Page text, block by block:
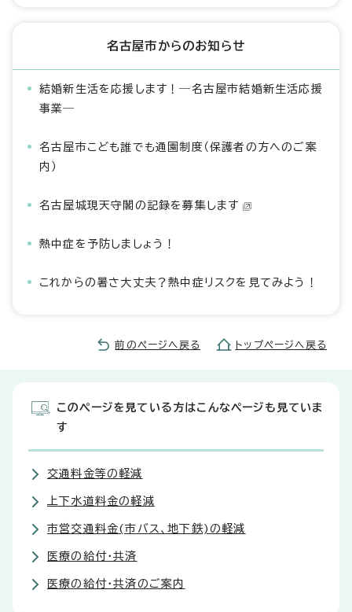
名古屋市からのお知らせ
結婚新生活を応援します！―名古屋市結婚新生活応援
事業―
名古屋市こども誰でも通園制度（保護者の方へのご案
内）
名古屋城現天守閣の記録を募集します
熱中症を予防しましょう！
これからの暑さ大丈夫？熱中症リスクを見てみよう！
前のページへ戻る トップページへ戻る
このページを見ている方はこんなページも見ていま
す
交通料金等の軽減
上下水道料金の軽減
市営交通料金(市バス、地下鉄)の軽減
医療の給付・共済
医療の給付・共済のご案内